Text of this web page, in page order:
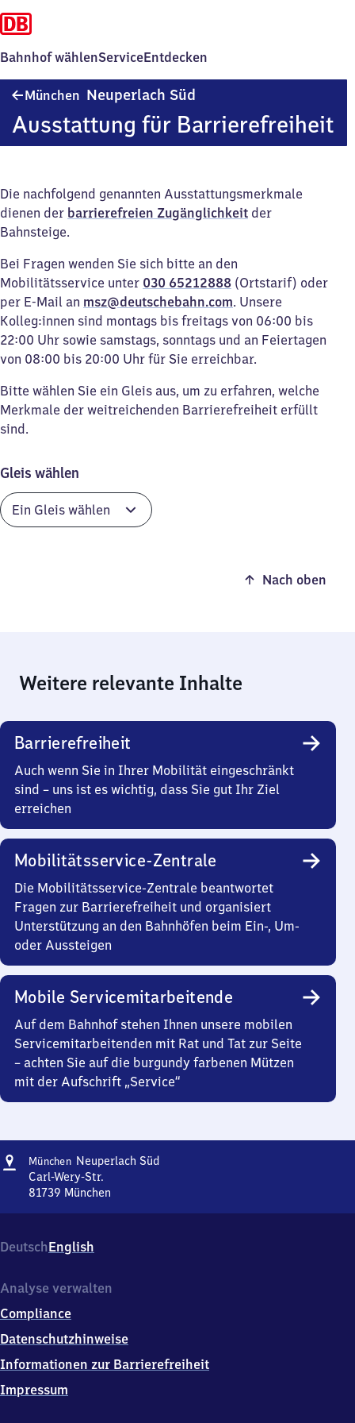
Bahnhof wählenServiceEntdecken
München Neuperlach Süd
Süd
Ausstattung für Barrierefreiheit
Die nachfolgend genannten Ausstattungsmerkmale
dienen der barrierefreien Zugänglichkeit der
Bahnsteige.
Bei Fragen wenden Sie sich bitte an den
Mobilitätsservice unter 030 65212888 (Ortstarif) oder
per E-Mail an msz@deutschebahn.com. Unsere
Kolleg:innen sind montags bis freitags von 06:00 bis
22:00 Uhr sowie samstags, sonntags und an Feiertagen
von 08:00 bis 20:00 Uhr für Sie erreichbar.
Bitte wählen Sie ein Gleis aus, um zu erfahren, welche
Merkmale der weitreichenden Barrierefreiheit erfüllt
sind.
Gleis wählen
Nach oben
Weitere relevante Inhalte
Barrierefreiheit
Auch wenn Sie in Ihrer Mobilität eingeschränkt
sind – uns ist es wichtig, dass Sie gut Ihr Ziel
erreichen
Mobilitätsservice-Zentrale
Die Mobilitätsservice-Zentrale beantwortet
Fragen zur Barrierefreiheit und organisiert
Unterstützung an den Bahnhöfen beim Ein-, Um-
oder Aussteigen
Mobile Servicemitarbeitende
Auf dem Bahnhof stehen Ihnen unsere mobilen
Servicemitarbeitenden mit Rat und Tat zur Seite
– achten Sie auf die burgundy farbenen Mützen
mit der Aufschrift „Service“
Adresse
München Neuperlach SüdMünchen-
Carl-Wery-Str.
81739 München
Süd,
Carl-
Str.,
1
7
9
München
DeutschEnglish
Analyse verwalten
Compliance
Datenschutzhinweise
Informationen zur Barrierefreiheit
Impressum